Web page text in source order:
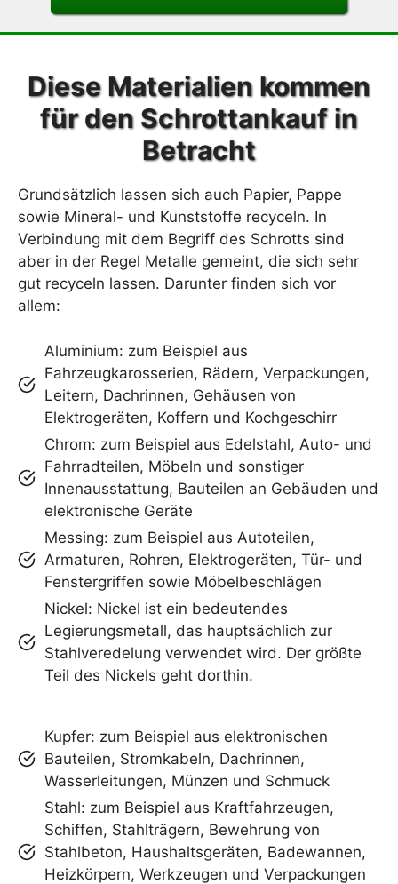
Diese Materialien kommen
für den Schrottankauf in
Betracht
Grundsätzlich lassen sich auch Papier, Pappe
sowie Mineral- und Kunststoffe recyceln. In
Verbindung mit dem Begriff des Schrotts sind
aber in der Regel Metalle gemeint, die sich sehr
gut recyceln lassen. Darunter finden sich vor
allem:
Aluminium: zum Beispiel aus
Fahrzeugkarosserien, Rädern, Verpackungen,
Leitern, Dachrinnen, Gehäusen von
Elektrogeräten, Koffern und Kochgeschirr
Chrom: zum Beispiel aus Edelstahl, Auto- und
Fahrradteilen, Möbeln und sonstiger
Innenausstattung, Bauteilen an Gebäuden und
elektronische Geräte
Messing: zum Beispiel aus Autoteilen,
Armaturen, Rohren, Elektrogeräten, Tür- und
Fenstergriffen sowie Möbelbeschlägen
Nickel: Nickel ist ein bedeutendes
Legierungsmetall, das hauptsächlich zur
Stahlveredelung verwendet wird. Der größte
Teil des Nickels geht dorthin.
Kupfer: zum Beispiel aus elektronischen
Bauteilen, Stromkabeln, Dachrinnen,
Wasserleitungen, Münzen und Schmuck
Stahl: zum Beispiel aus Kraftfahrzeugen,
Schiffen, Stahlträgern, Bewehrung von
Stahlbeton, Haushaltsgeräten, Badewannen,
Heizkörpern, Werkzeugen und Verpackungen